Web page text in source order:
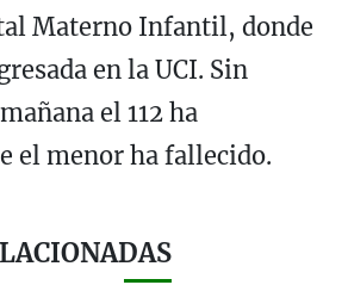
Materno Infantil, donde
en la UCI. Sin
el 112 ha
el menor ha fallecido.